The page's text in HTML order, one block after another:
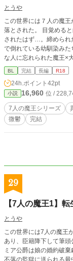
とうや
この世界には７人の魔
落とされた。 目覚めると白とも黒とも、灰色ともつかぬ世界。確か俺は兄に殺
されたはず…。締められ
で倒れている幼馴染みたちがいた。
な人に忘れられた魔王×大切な
ズ、始まりにして最終章
追います。《ふるきもの
回収です。 構成上、最初は微鬱が続いて、その後はお気楽に暮らします。 ******
****************************** ＊独自設定があります。随時更新の【人
タバレ含む裏設定】を参考にしてください
ます。シリーズでわかる
う話ではありません。善悪では
んが、ありがたく拝読
BL 完結 長編 R18
24h.ポイント 42pt
小説 16,960 位 /
7人の魔王シリーズ
微鬱
完結
29
【7人の魔王1】
とうや
この世界には7人の魔王が
あり、臣籍降下して筆
ミア公爵は娘の婚約破
不落の監獄に送られる